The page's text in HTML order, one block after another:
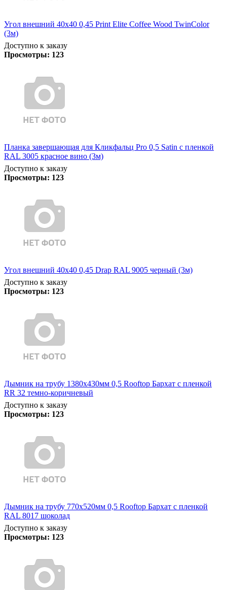
Угол внешний 40х40 0,45 Print Elite Coffee Wood TwinColor
(3м)
Доступно к заказу
Просмотры: 123
Планка завершающая для Кликфальц Pro 0,5 Satin с пленкой
RAL 3005 красное вино (3м)
Доступно к заказу
Просмотры: 123
Угол внешний 40х40 0,45 Drap RAL 9005 черный (3м)
Доступно к заказу
Просмотры: 123
Дымник на трубу 1380х430мм 0,5 Rooftop Бархат с пленкой
RR 32 темно-коричневый
Доступно к заказу
Просмотры: 123
Дымник на трубу 770х520мм 0,5 Rooftop Бархат с пленкой
RAL 8017 шоколад
Доступно к заказу
Просмотры: 123